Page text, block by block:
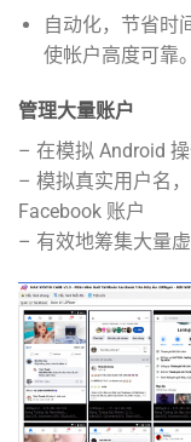
自动化，节省时
使帐户高度可靠。
管理大量账户
– 在模拟 Android
– 模拟真实用户名
Facebook 账户
– 有效地筹集大量